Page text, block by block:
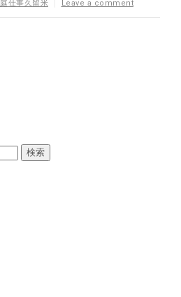
庭仕事久留米 Leave a comment